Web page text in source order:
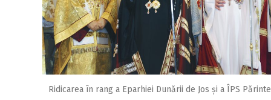
Ridicarea în rang a Eparhiei Dunării de Jos și a ÎPS Părinte